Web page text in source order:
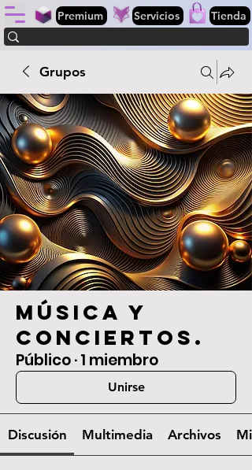
Premium Servicios Tienda
Grupos
Música y
conciertos.
Público·1 miembro
Unirse
Discusión Multimedia Archivos